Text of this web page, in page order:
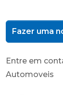
Fazer uma
Entre em
Automoveis